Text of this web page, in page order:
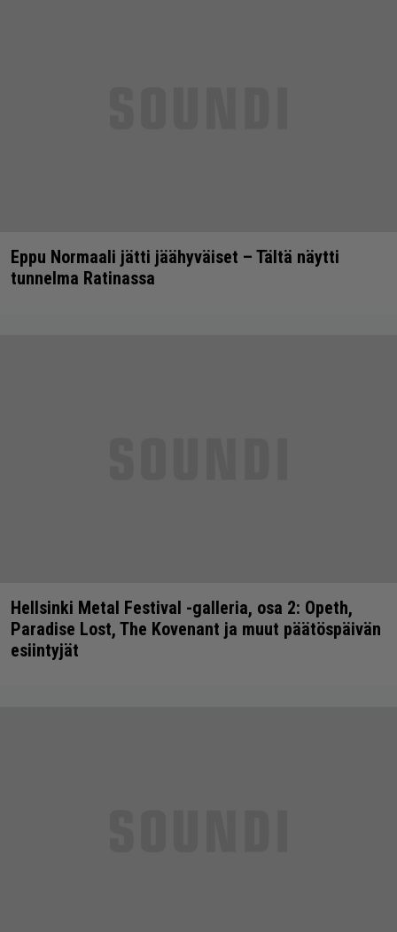
Eppu Normaali jätti jäähyväiset – Tältä näytti
tunnelma Ratinassa
Hellsinki Metal Festival -galleria, osa 2: Opeth,
Paradise Lost, The Kovenant ja muut päätöspäivän
esiintyjät